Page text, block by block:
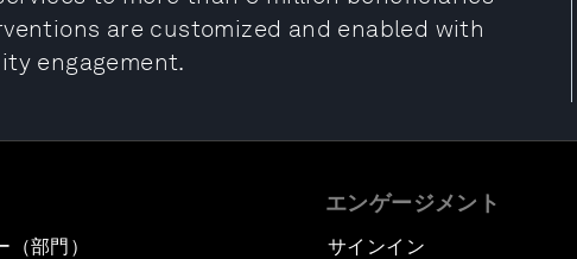
are customized and enabled with
engagement.
（部門）
エンゲージメント
サインイン